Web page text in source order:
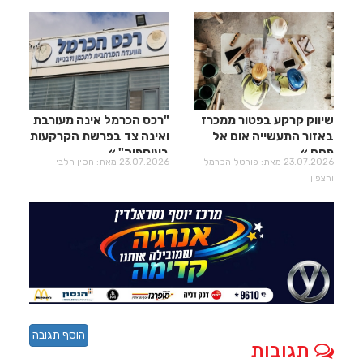
שיווק קרקע בפטור ממכרז
באזור התעשייה אום אל
פחם
23.07.2026 מאת: פורטל הכרמל
והצפון
"רכס הכרמל אינה מעורבת
ואינה צד בפרשת הקרקעות
בעוספיה"
23.07.2026 מאת: חסין חלבי
תגובות
הוסף תגובה